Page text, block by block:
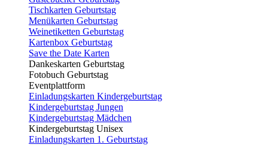
Tischkarten Geburtstag
Menükarten Geburtstag
Weinetiketten Geburtstag
Kartenbox Geburtstag
Save the Date Karten
Dankeskarten Geburtstag
Fotobuch Geburtstag
Eventplattform
Einladungskarten Kindergeburtstag
Kindergeburtstag Jungen
Kindergeburtstag Mädchen
Kindergeburtstag Unisex
Einladungskarten 1. Geburtstag